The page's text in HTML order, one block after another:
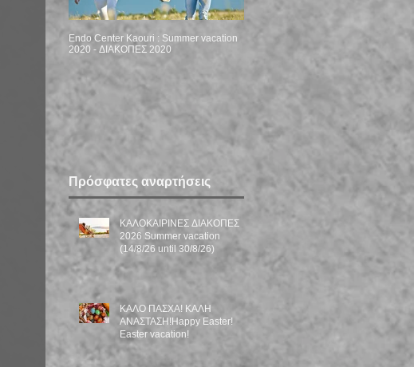
Endo Center Kaouri : Summer vacation
2020 - ΔΙΑΚΟΠΕΣ 2020
Πρόσφατες αναρτήσεις
ΚΑΛΟΚΑΙΡΙΝΕΣ ΔΙΑΚΟΠΕΣ
2026 Summer vacation
(14/8/26 until 30/8/26)
ΚΑΛΟ ΠΑΣΧΑ! ΚΑΛΗ
ΑΝΑΣΤΑΣΗ!Happy Easter!
Easter vacation!